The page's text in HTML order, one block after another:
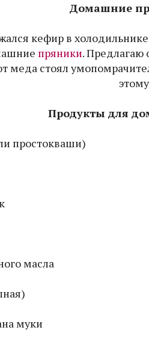
Домашние
кефир в
пряники. Предлагаю
меда стоял
Продукты для
простокваши)
масла
муки